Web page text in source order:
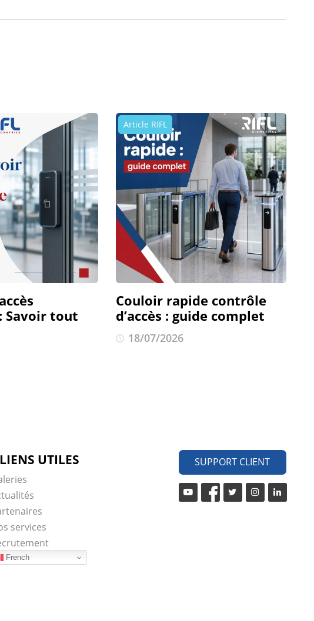
Savoir tout
Article RIFL
Couloir rapide contrôle
d’accès : guide complet
18/07/2026
LIENS UTILES
services
French
SUPPORT CLIENT